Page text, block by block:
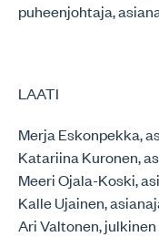
puheenjohtaja,
LAATI
Merja Eskonpekka,
Katariina Kuronen,
Meeri Ojala-Koski,
Kalle Ujainen,
Ari Valtonen,